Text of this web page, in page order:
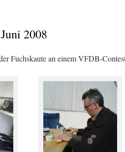
2008
Fuchskaute an einem VFDB-